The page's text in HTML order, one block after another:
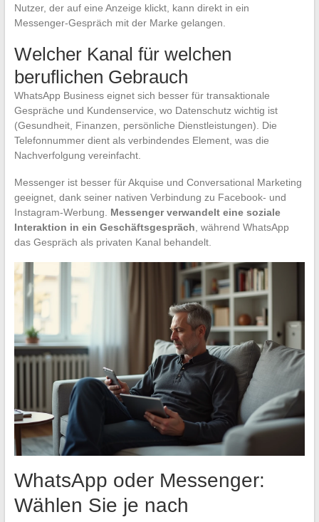
Nutzer, der auf eine Anzeige klickt, kann direkt in ein
Messenger-Gespräch mit der Marke gelangen.
Welcher Kanal für welchen
beruflichen Gebrauch
WhatsApp Business eignet sich besser für transaktionale
Gespräche und Kundenservice, wo Datenschutz wichtig ist
(Gesundheit, Finanzen, persönliche Dienstleistungen). Die
Telefonnummer dient als verbindendes Element, was die
Nachverfolgung vereinfacht.
Messenger ist besser für Akquise und Conversational Marketing
geeignet, dank seiner nativen Verbindung zu Facebook- und
Instagram-Werbung. Messenger verwandelt eine soziale
Interaktion in ein Geschäftsgespräch , während WhatsApp
das Gespräch als privaten Kanal behandelt.
WhatsApp oder Messenger:
Wählen Sie je nach